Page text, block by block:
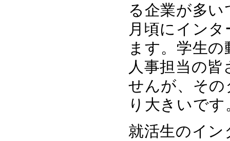
る企業が多い
月頃にイン
ます。学生
人事担当の
せんが、そ
り大きいです
就活生のイ